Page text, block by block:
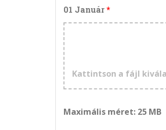
01 Január
Kattintson a fájl
Maximális méret: 25 MB